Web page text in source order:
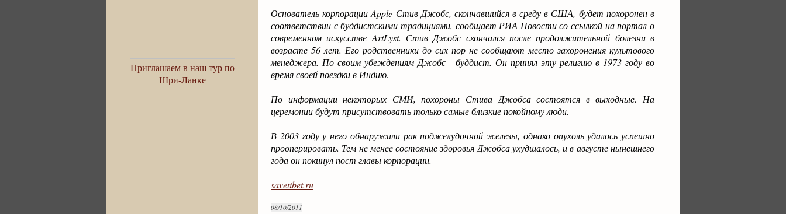
Приглашаем в наш тур по
Шри-Ланке
Основатель корпорации Apple Стив Джобс, скончавшийся в среду в США, будет похоронен в
соответствии с буддистскими традициями, сообщает РИА Новости со ссылкой на портал о
современном искусстве ArtLyst. Стив Джобс скончался после продолжительной болезни в
возрасте 56 лет. Его родственники до сих пор не сообщают место захоронения культового
менеджера. По своим убеждениям Джобс - буддист. Он принял эту религию в 1973 году во
время своей поездки в Индию.
По информации некоторых СМИ, похороны Стива Джобса состоятся в выходные. На
церемонии будут присутствовать только самые близкие покойному люди.
В 2003 году у него обнаружили рак поджелудочной железы, однако опухоль удалось успешно
прооперировать. Тем не менее состояние здоровья Джобса ухудшалось, и в августе нынешнего
года он покинул пост главы корпорации.
savetibet.ru
08/10/2011